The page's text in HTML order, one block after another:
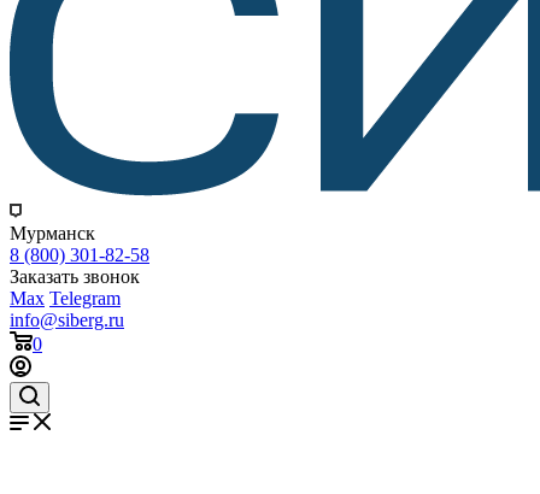
Мурманск
8 (800) 301-82-58
Заказать звонок
Max Telegram
info@siberg.ru
0